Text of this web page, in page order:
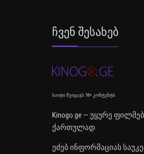
Ჩვენ Შესახებ
საიტი შეიცავს 18+ კონტენტს
Kinogo.ge — უყურე
ქართულად.
ეძებ ინფორმაციას